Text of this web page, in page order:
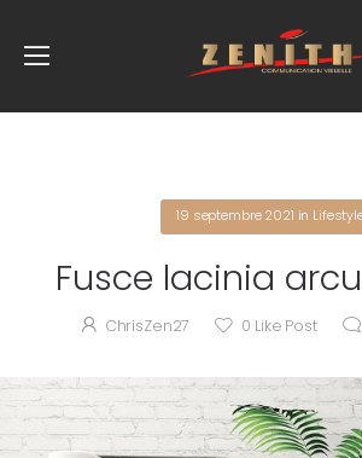
19 septembre 2021 in
Fusce lacinia
ChrisZen27 0 Like Post